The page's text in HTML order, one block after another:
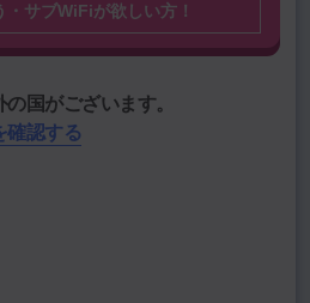
・サブWiFiが欲しい方！
国がございます。
確認する